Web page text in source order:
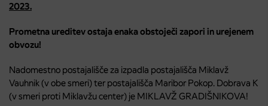
2023.
Prometna ureditev ostaja enaka obstoječi zapori in urejenem
obvozu!
Nadomestno postajališče za izpadla postajališča Miklavž
Vauhnik (v obe smeri) ter postajališča Maribor Pokop. Dobrava K
(v smeri proti Miklavžu center) je MIKLAVŽ GRADIŠNIKOVA!